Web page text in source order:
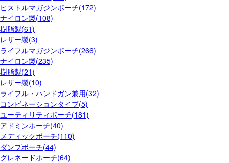
ピストルマガジンポーチ(172)
ナイロン製(108)
樹脂製(61)
レザー製(3)
ライフルマガジンポーチ(266)
ナイロン製(235)
樹脂製(21)
レザー製(10)
ライフル・ハンドガン兼用(32)
コンビネーションタイプ(5)
ユーティリティポーチ(181)
アドミンポーチ(40)
メディックポーチ(110)
ダンプポーチ(44)
グレネードポーチ(64)